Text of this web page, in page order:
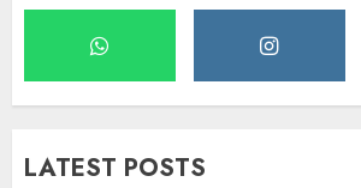
LATEST POSTS